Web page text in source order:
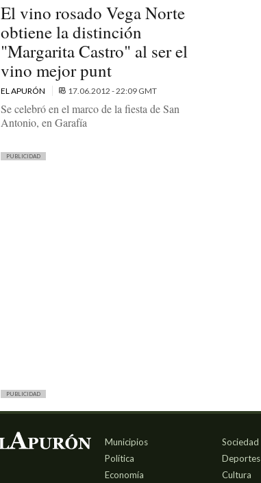
El vino rosado Vega Norte
obtiene la distinción
"Margarita Castro" al ser el
vino mejor punt
EL APURÓN 17.06.2012 - 22:09 GMT
Se celebró en el marco de la fiesta de San
Antonio, en Garafía
PUBLICIDAD
PUBLICIDAD
Municipios
Política
Economía
Sociedad
Deportes
Cultura